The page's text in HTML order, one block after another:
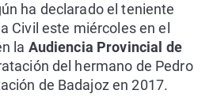
ha declarado el teniente
Civil este miércoles en el
la Audiencia Provincial de
del hermano de Pedro
de Badajoz en 2017.